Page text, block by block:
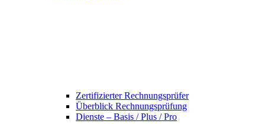
Zertifizierter Rechnungsprüfer
Überblick Rechnungsprüfung
Dienste – Basis / Plus / Pro